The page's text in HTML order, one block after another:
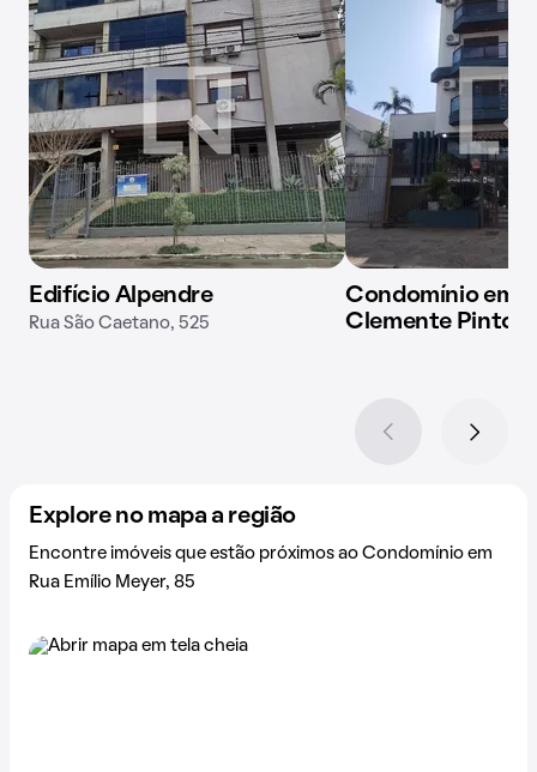
Edifício Alpendre
Rua São Caetano, 525
Condomínio em
Clemente Pinto,
Explore no mapa a região
Encontre imóveis que estão próximos ao Condomínio em
Rua Emílio Meyer, 85